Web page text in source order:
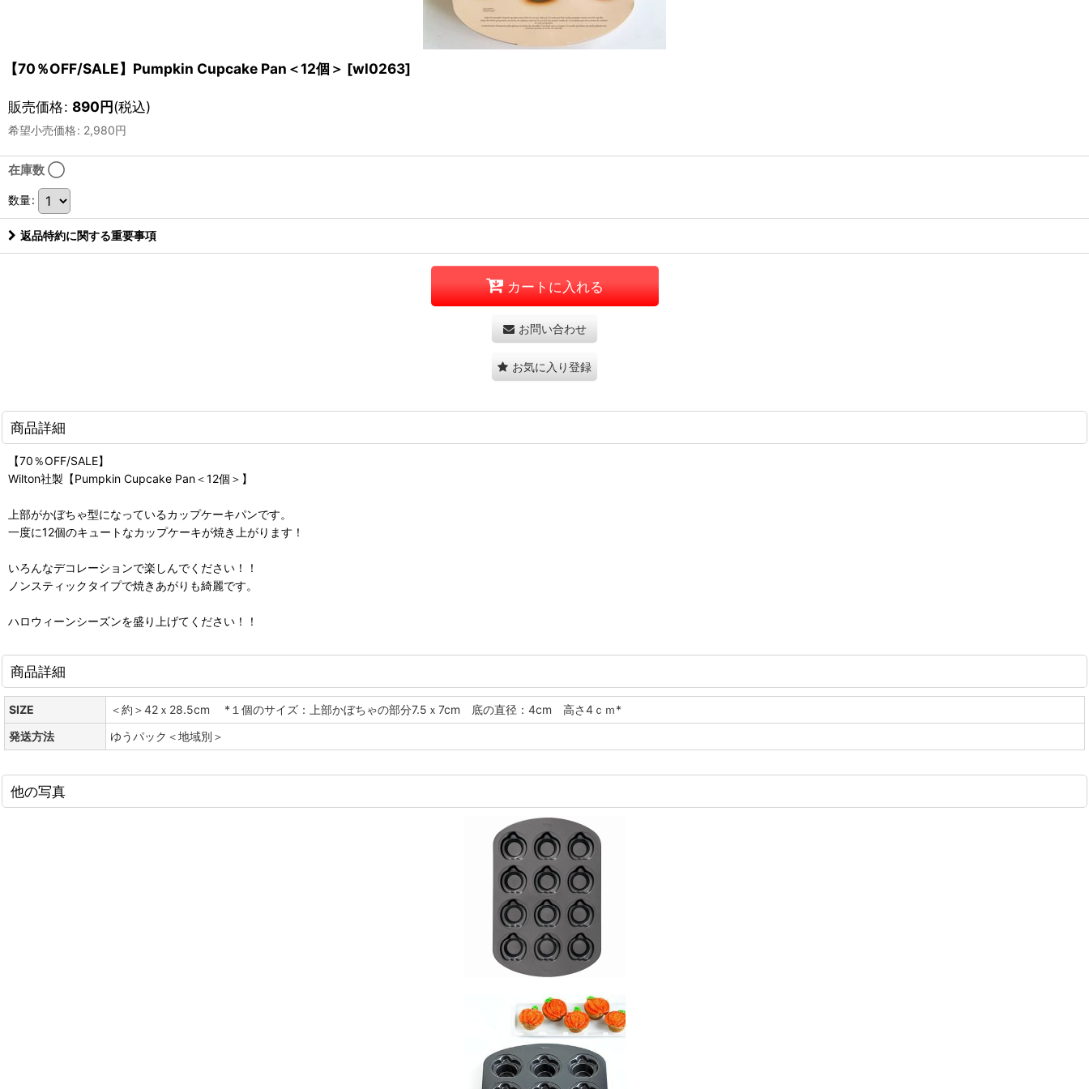
【70％OFF/SALE】Pumpkin Cupcake Pan＜12個＞ [wl0263]
販売価格: 890円(税込)
希望小売価格: 2,980円
在庫数 ◯
数量:
返品特約に関する重要事項
カートに入れる
お問い合わせ
お気に入り登録
商品詳細
【70％OFF/SALE】
Wilton社製【Pumpkin Cupcake Pan＜12個＞】
上部がかぼちゃ型になっているカップケーキパンです。
一度に12個のキュートなカップケーキが焼き上がります！
いろんなデコレーションで楽しんでください！！
ノンスティックタイプで焼きあがりも綺麗です。
ハロウィーンシーズンを盛り上げてください！！
商品詳細
SIZE
＜約＞42ｘ28.5cm *１個のサイズ：上部かぼちゃの部分7.5ｘ7cm 底の直径：4cm 高さ4ｃｍ*
発送方法
ゆうパック＜地域別＞
他の写真